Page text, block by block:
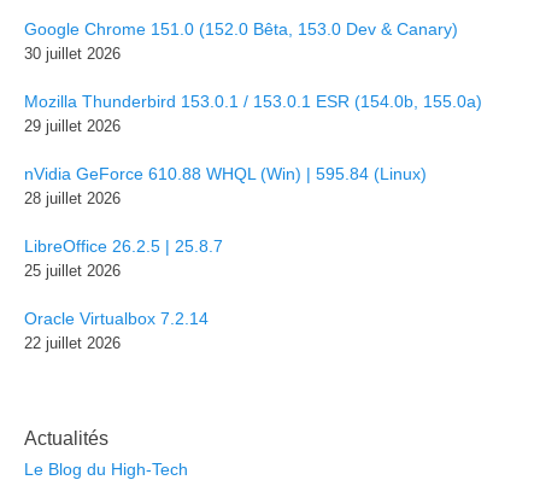
Google Chrome 151.0 (152.0 Bêta, 153.0 Dev & Canary)
30 juillet 2026
Mozilla Thunderbird 153.0.1 / 153.0.1 ESR (154.0b, 155.0a)
29 juillet 2026
nVidia GeForce 610.88 WHQL (Win) | 595.84 (Linux)
28 juillet 2026
LibreOffice 26.2.5 | 25.8.7
25 juillet 2026
Oracle Virtualbox 7.2.14
22 juillet 2026
Actualités
Le Blog du High-Tech